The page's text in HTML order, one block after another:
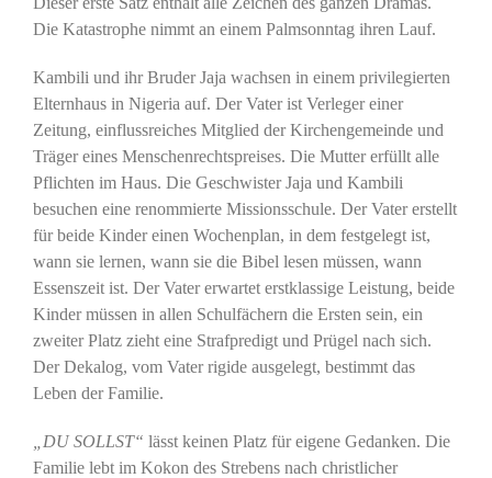
Die Katastrophe nimmt an einem Palmsonntag ihren Lauf.
Kambili und ihr Bruder Jaja wachsen in einem privilegierten
Elternhaus in Nigeria auf. Der Vater ist Verleger einer
Zeitung, einflussreiches Mitglied der Kirchengemeinde und
Träger eines Menschenrechtspreises. Die Mutter erfüllt alle
Pflichten im Haus. Die Geschwister Jaja und Kambili
besuchen eine renommierte Missionsschule. Der Vater erstellt
für beide Kinder einen Wochenplan, in dem festgelegt ist,
wann sie lernen, wann sie die Bibel lesen müssen, wann
Essenszeit ist. Der Vater erwartet erstklassige Leistung, beide
Kinder müssen in allen Schulfächern die Ersten sein, ein
zweiter Platz zieht eine Strafpredigt und Prügel nach sich.
Der Dekalog, vom Vater rigide ausgelegt, bestimmt das
Leben der Familie.
„DU SOLLST“ lässt keinen Platz für eigene Gedanken. Die
Familie lebt im Kokon des Strebens nach christlicher